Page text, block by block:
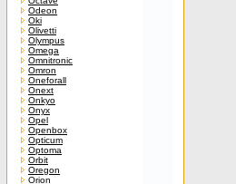
Odeon
Oki
Olivetti
Olympus
Omega
Omnitronic
Omron
Oneforall
Onext
Onkyo
Onyx
Opel
Openbox
Opticum
Optoma
Orbit
Oregon
Orion